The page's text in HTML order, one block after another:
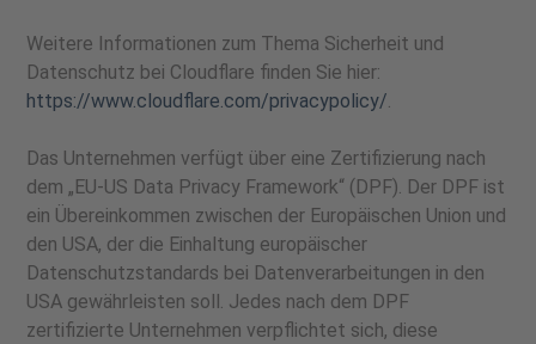
Weitere Informationen zum Thema Sicherheit und
Datenschutz bei Cloudflare finden Sie hier:
https://www.cloudflare.com/privacypolicy/.
Das Unternehmen verfügt über eine Zertifizierung nach
dem „EU-US Data Privacy Framework“ (DPF). Der DPF ist
ein Übereinkommen zwischen der Europäischen Union und
den USA, der die Einhaltung europäischer
Datenschutzstandards bei Datenverarbeitungen in den
USA gewährleisten soll. Jedes nach dem DPF
zertifizierte Unternehmen verpflichtet sich, diese